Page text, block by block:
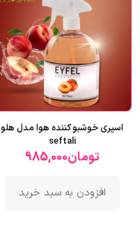
اسپری خوشبو کننده هوا مدل هلو
seftali
تومان985,000
افزودن به سبد خرید